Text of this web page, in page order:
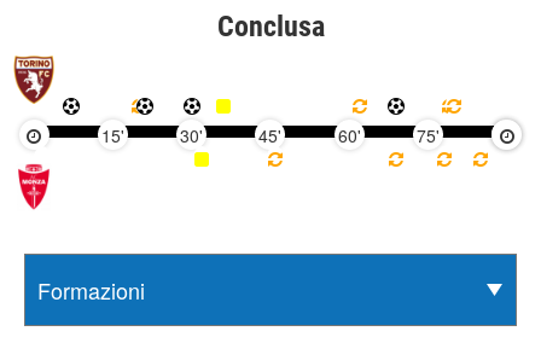
Conclusa
15' 30' 45' 60' 75' 90'